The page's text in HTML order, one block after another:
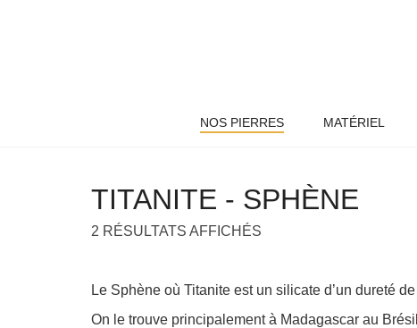
NOS PIERRES MATÉRIEL
TITANITE - SPHÈNE
2 RÉSULTATS AFFICHÉS
Le Sphène où Titanite est un silicate d’un dureté
On le trouve principalement à Madagascar au